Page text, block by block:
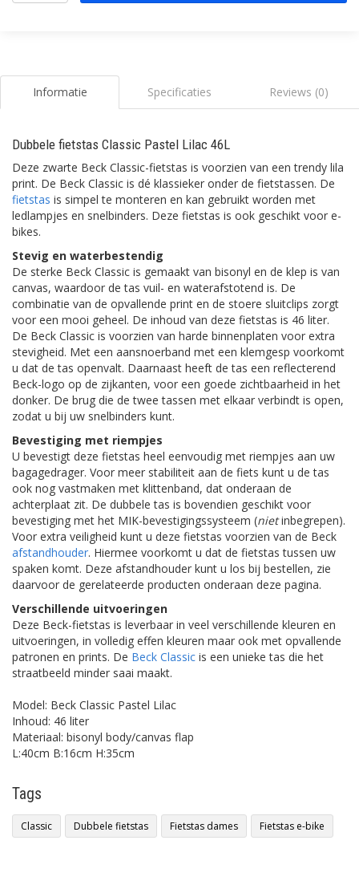
Informatie Specificaties Reviews (0)
Dubbele fietstas Classic Pastel Lilac 46L
Deze zwarte Beck Classic-fietstas is voorzien van een trendy lila
print. De Beck Classic is dé klassieker onder de fietstassen. De
fietstas is simpel te monteren en kan gebruikt worden met
ledlampjes en snelbinders. Deze fietstas is ook geschikt voor e-
bikes.
Stevig en waterbestendig
De sterke Beck Classic is gemaakt van bisonyl en de klep is van
canvas, waardoor de tas vuil- en waterafstotend is. De
combinatie van de opvallende print en de stoere sluitclips zorgt
voor een mooi geheel. De inhoud van deze fietstas is 46 liter.
De Beck Classic is voorzien van harde binnenplaten voor extra
stevigheid. Met een aansnoerband met een klemgesp voorkomt
u dat de tas openvalt. Daarnaast heeft de tas een reflecterend
Beck-logo op de zijkanten, voor een goede zichtbaarheid in het
donker. De brug die de twee tassen met elkaar verbindt is open,
zodat u bij uw snelbinders kunt.
Bevestiging met riempjes
U bevestigt deze fietstas heel eenvoudig met riempjes aan uw
bagagedrager. Voor meer stabiliteit aan de fiets kunt u de tas
ook nog vastmaken met klittenband, dat onderaan de
achterplaat zit. De dubbele tas is bovendien geschikt voor
bevestiging met het MIK-bevestigingssysteem (nietinbegrepen).
Voor extra veiligheid kunt u deze fietstas voorzien van de Beck
afstandhouder. Hiermee voorkomt u dat de fietstas tussen uw
spaken komt. Deze afstandhouder kunt u los bij bestellen, zie
daarvoor de gerelateerde producten onderaan deze pagina.
Verschillende uitvoeringen
Deze Beck-fietstas is leverbaar in veel verschillende kleuren en
uitvoeringen, in volledig effen kleuren maar ook met opvallende
patronen en prints. De Beck Classic is een unieke tas die het
straatbeeld minder saai maakt.
Model: Beck Classic Pastel Lilac
Inhoud: 46 liter
Materiaal: bisonyl body/canvas flap
L:40cm B:16cm H:35cm
Tags
Classic Dubbele fietstas Fietstas dames Fietstas e-bike